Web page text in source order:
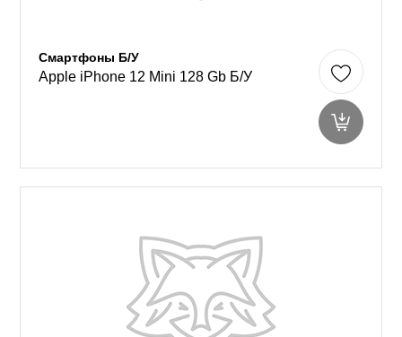
Смартфоны Б/У
Apple iPhone 12 Mini 128 Gb Б/У